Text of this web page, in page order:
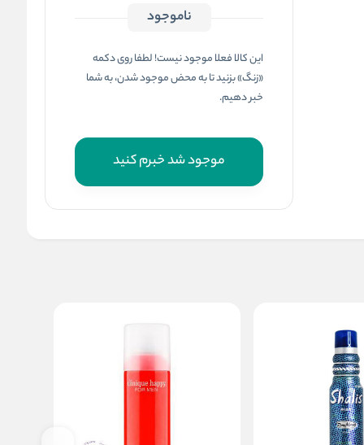
ناموجود
این کالا فعلا موجود نیست! لطفا روی دکمه
«زنگ» بزنید تا به محض موجود شدن، به شما
خبر دهیم.
موجود شد خبرم کنید